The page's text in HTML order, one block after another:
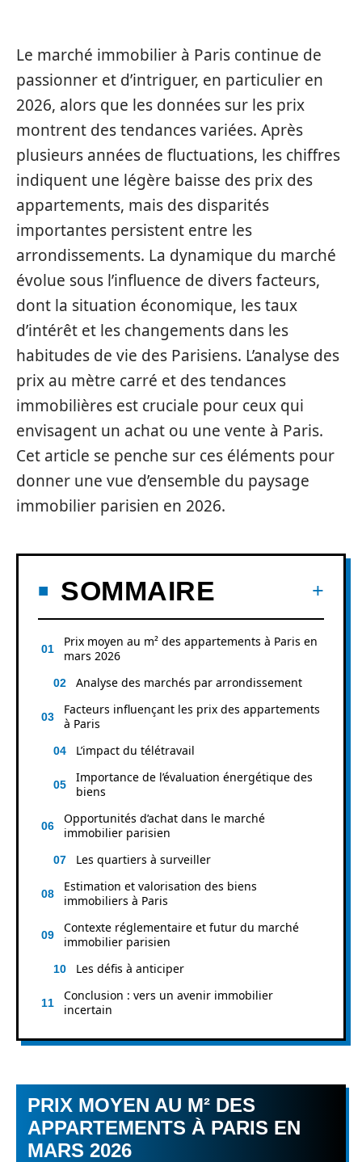
Le marché immobilier à Paris continue de
passionner et d’intriguer, en particulier en
2026, alors que les données sur les prix
montrent des tendances variées. Après
plusieurs années de fluctuations, les chiffres
indiquent une légère baisse des prix des
appartements, mais des disparités
importantes persistent entre les
arrondissements. La dynamique du marché
évolue sous l’influence de divers facteurs,
dont la situation économique, les taux
d’intérêt et les changements dans les
habitudes de vie des Parisiens. L’analyse des
prix au mètre carré et des tendances
immobilières est cruciale pour ceux qui
envisagent un achat ou une vente à Paris.
Cet article se penche sur ces éléments pour
donner une vue d’ensemble du paysage
immobilier parisien en 2026.
SOMMAIRE
Prix moyen au m² des appartements à Paris en
mars 2026
Analyse des marchés par arrondissement
Facteurs influençant les prix des appartements
à Paris
L’impact du télétravail
Importance de l’évaluation énergétique des
biens
Opportunités d’achat dans le marché
immobilier parisien
Les quartiers à surveiller
Estimation et valorisation des biens
immobiliers à Paris
Contexte réglementaire et futur du marché
immobilier parisien
Les défis à anticiper
Conclusion : vers un avenir immobilier
incertain
PRIX MOYEN AU M² DES
APPARTEMENTS À PARIS EN
MARS 2026